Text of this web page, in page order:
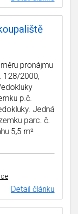
pronájmu
128/2000,
p.č.
Jedná
parc. č.
5,5 m²
Detail článku